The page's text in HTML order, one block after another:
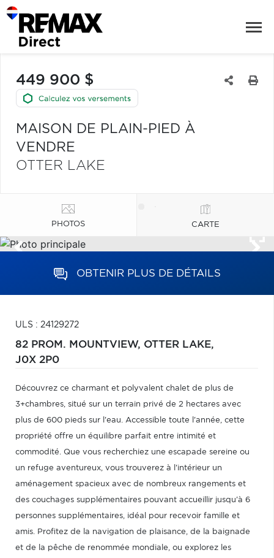
449 900 $
MAISON DE PLAIN-PIED À
VENDRE
OTTER LAKE
PHOTOS CARTE
OBTENIR PLUS DE DÉTAILS
ULS : 24129272
82 PROM. MOUNTVIEW, OTTER LAKE,
J0X 2P0
Découvrez ce charmant et polyvalent chalet de plus de
3+chambres, situé sur un terrain privé de 2 hectares avec
plus de 600 pieds sur l'eau. Accessible toute l'année, cette
propriété offre un équilibre parfait entre intimité et
commodité. Que vous recherchiez une escapade sereine ou
un refuge aventureux, vous trouverez à l'intérieur un
aménagement spacieux avec de nombreux rangements et
des couchages supplémentaires pouvant accueillir jusqu'à 6
personnes supplémentaires, idéal pour recevoir famille et
amis. Profitez de la navigation de plaisance, de la baignade
et de la pêche de renommée mondiale, ou explorez les